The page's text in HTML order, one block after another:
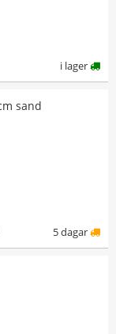
i lager
sand
5 dagar